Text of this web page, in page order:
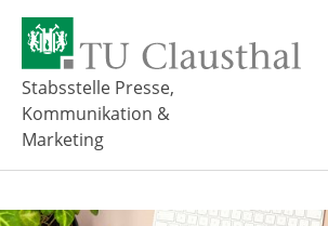
t
n
Stabsstelle Presse,
Kommunikation &
Marketing